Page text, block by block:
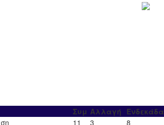
Συμ Αλλαγή Ενδεκάδα
11 3 8